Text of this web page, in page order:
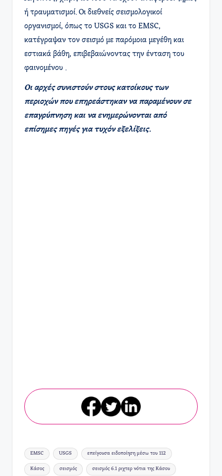
ή τραυματισμοί. Οι διεθνείς σεισμολογικοί
οργανισμοί, όπως το USGS και το EMSC,
κατέγραψαν τον σεισμό με παρόμοια μεγέθη και
εστιακά βάθη, επιβεβαιώνοντας την ένταση του
φαινομένου .
Οι αρχές συνιστούν στους κατοίκους των
περιοχών που επηρεάστηκαν να παραμένουν σε
επαγρύπνηση και να ενημερώνονται από
επίσημες πηγές για τυχόν εξελίξεις.
Ετικέτες:
EMSC USGS επείγουσα ειδοποίηση μέσω του 112
Κάσος σεισμός σεισμός 6.1 ριχτερ νότια της Κάσου